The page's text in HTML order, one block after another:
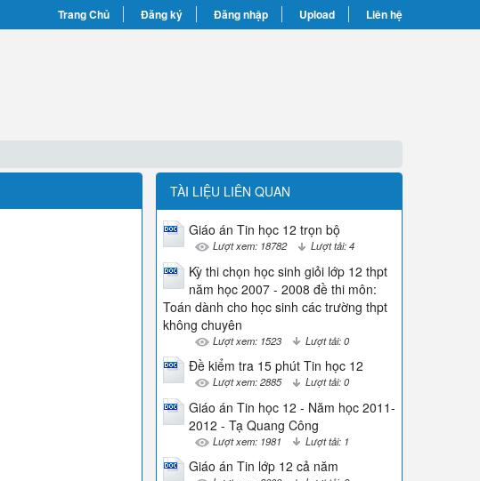
Trang Chủ Đăng ký Đăng nhập Upload Liên hệ
TÀI LIỆU LIÊN QUAN
Giáo án Tin học 12 trọn bộ
Lượt xem: 18782 Lượt tải: 4
Kỳ thi chọn học sinh giỏi lớp 12 thpt
năm học 2007 - 2008 đề thi môn:
Toán dành cho học sinh các trường thpt
không chuyên
Lượt xem: 1523 Lượt tải: 0
Đề kiểm tra 15 phút Tin học 12
Lượt xem: 2885 Lượt tải: 0
Giáo án Tin học 12 - Năm học 2011-
2012 - Tạ Quang Công
Lượt xem: 1981 Lượt tải: 1
Giáo án Tin lớp 12 cả năm